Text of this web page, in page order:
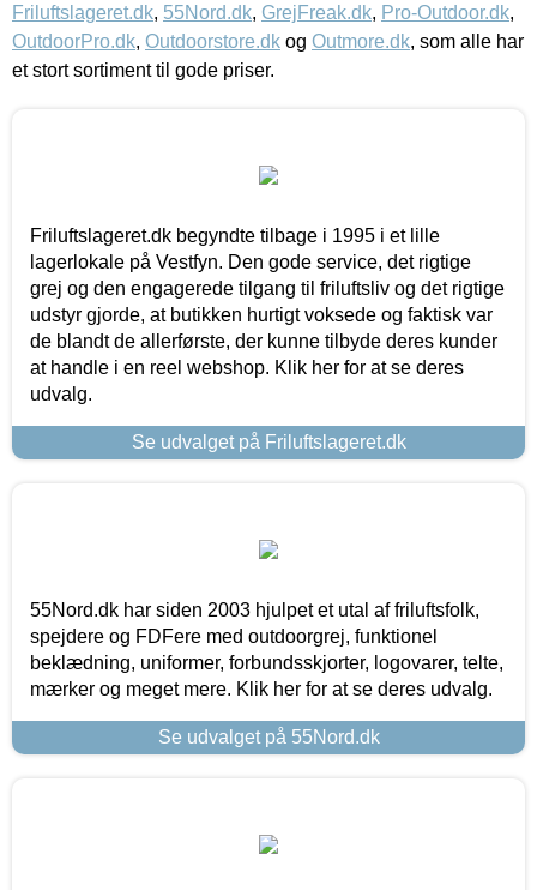
Friluftslageret.dk, 55Nord.dk, GrejFreak.dk, Pro-Outdoor.dk,
OutdoorPro.dk, Outdoorstore.dk og Outmore.dk, som alle har
et stort sortiment til gode priser.
Friluftslageret.dk begyndte tilbage i 1995 i et lille
lagerlokale på Vestfyn. Den gode service, det rigtige
grej og den engagerede tilgang til friluftsliv og det rigtige
udstyr gjorde, at butikken hurtigt voksede og faktisk var
de blandt de allerførste, der kunne tilbyde deres kunder
at handle i en reel webshop. Klik her for at se deres
udvalg.
Se udvalget på Friluftslageret.dk
55Nord.dk har siden 2003 hjulpet et utal af friluftsfolk,
spejdere og FDFere med outdoorgrej, funktionel
beklædning, uniformer, forbundsskjorter, logovarer, telte,
mærker og meget mere. Klik her for at se deres udvalg.
Se udvalget på 55Nord.dk